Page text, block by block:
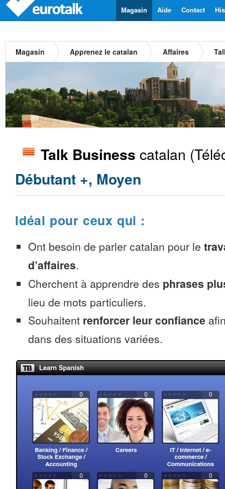
Contact
Aide
Magasin
Magasin Apprenez le catalan Affaires
Talk Business catalan
Débutant +, Moyen
Idéal pour ceux qui :
Ont besoin de parler catalan pour le
d’affaires.
Cherchent à apprendre des phrases
lieu de mots particuliers.
Souhaitent renforcer leur confiance
dans des situations variées.